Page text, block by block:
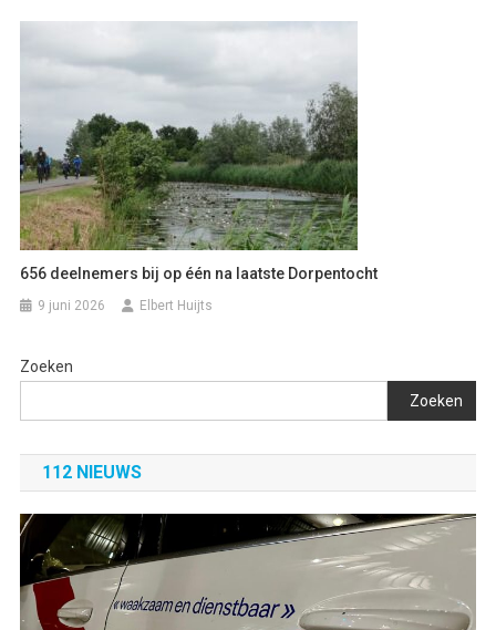
656 deelnemers bij op één na laatste Dorpentocht
9 juni 2026 Elbert Huijts
Zoeken
Zoeken
112 NIEUWS